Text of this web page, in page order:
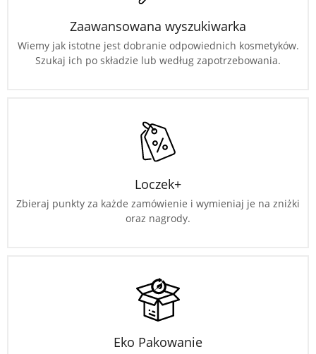
Zaawansowana wyszukiwarka
Wiemy jak istotne jest dobranie odpowiednich kosmetyków.
Szukaj ich po składzie lub według zapotrzebowania.
Loczek+
Zbieraj punkty za każde zamówienie i wymieniaj je na zniżki
oraz nagrody.
Eko Pakowanie